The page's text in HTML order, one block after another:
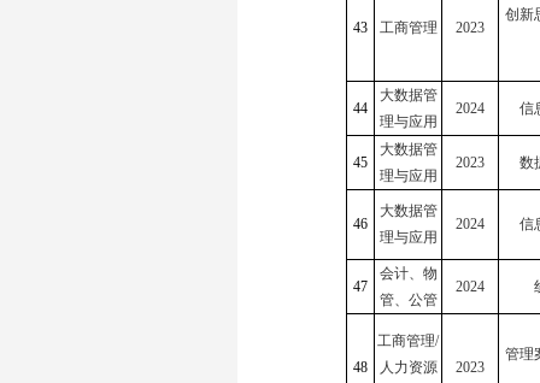
43 工商管理 2023
创新
44
大数据管
理与应用
2024 信
45
大数据管
理与应用
2023 数
46
大数据管
理与应用
2024 信
47
会计、物
管、公管
2024
48
工商管理/
人力资源
2023
管理